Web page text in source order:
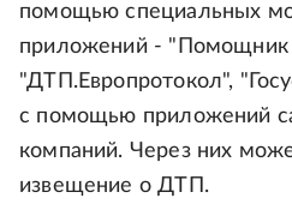
помощью специальных
приложений -
"ДТП.Европротокол",
с помощью приложений
компаний. Через них
извещение о ДТП.